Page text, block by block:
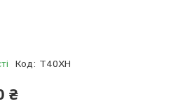
Код: T40XH
₴